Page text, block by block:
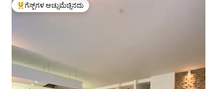
ಗೆಸ್ಟ್‌ಗಳಿಗೆ ಅತಿ ಹೆಚ್ಚು ಅಚ್ಚುಮೆಚ್ಚಿನದು
ಗೆಸ್ಟ್‌ಗಳ ಅಚ್ಚುಮೆಚ್ಚಿನದು